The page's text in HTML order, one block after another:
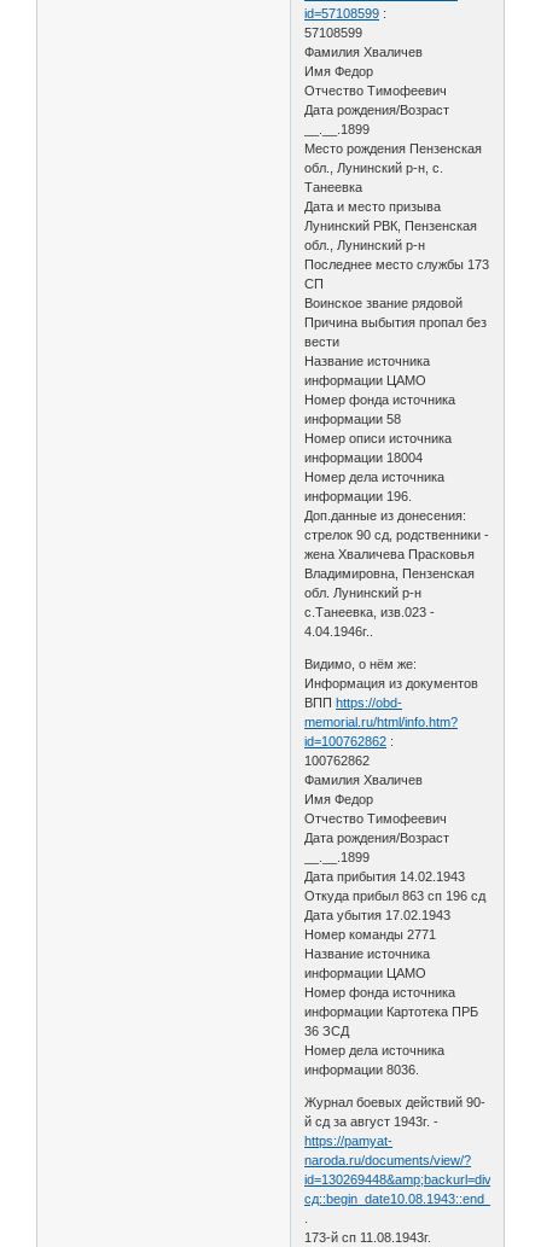
id=57108599 :
57108599
Фамилия Хваличев
Имя Федор
Отчество Тимофеевич
Дата рождения/Возраст
__.__.1899
Место рождения Пензенская
обл., Лунинский р-н, с.
Танеевка
Дата и место призыва
Лунинский РВК, Пензенская
обл., Лунинский р-н
Последнее место службы 173
СП
Воинское звание рядовой
Причина выбытия пропал без
вести
Название источника
информации ЦАМО
Номер фонда источника
информации 58
Номер описи источника
информации 18004
Номер дела источника
информации 196.
Доп.данные из донесения:
стрелок 90 сд, родственники -
жена Хваличева Прасковья
Владимировна, Пензенская
обл. Лунинский р-н
с.Танеевка, изв.023 -
4.04.1946г..
Видимо, о нём же:
Информация из документов
ВППhttps://obd-
memorial.ru/html/info.htm?
id=100762862 :
100762862
Фамилия Хваличев
Имя Федор
Отчество Тимофеевич
Дата рождения/Возраст
__.__.1899
Дата прибытия 14.02.1943
Откуда прибыл 863 сп 196 сд
Дата убытия 17.02.1943
Номер команды 2771
Название источника
информации ЦАМО
Номер фонда источника
информации Картотека ПРБ
36 ЗСД
Номер дела источника
информации 8036.
Журнал боевых действий 90-
й сд за август 1943г. -
https://pamyat-
naroda.ru/documents/view/?
id=130269448&amp;backurl=division90
173-й сп 11.08.1943г.